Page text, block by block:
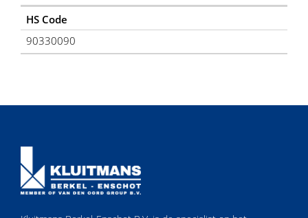
HS Code
90330090